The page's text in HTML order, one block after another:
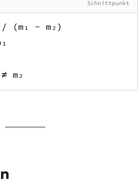
Schnittpunkt
(m₁ − m₂)
m₂